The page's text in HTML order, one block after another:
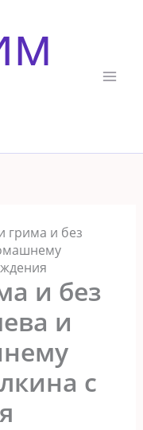
грима и без
и без
и
с